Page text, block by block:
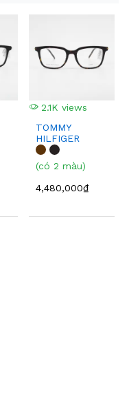
2.1K views
TOMMY
HILFIGER
TH1901
(có 2 màu)
4,480,000₫